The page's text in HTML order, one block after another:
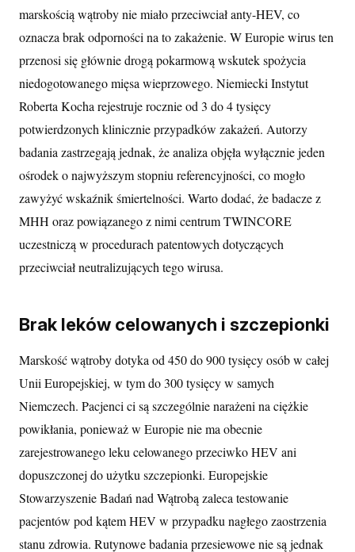
marskością wątroby nie miało przeciwciał anty-HEV, co
oznacza brak odporności na to zakażenie. W Europie wirus ten
przenosi się głównie drogą pokarmową wskutek spożycia
niedogotowanego mięsa wieprzowego. Niemiecki Instytut
Roberta Kocha rejestruje rocznie od 3 do 4 tysięcy
potwierdzonych klinicznie przypadków zakażeń. Autorzy
badania zastrzegają jednak, że analiza objęła wyłącznie jeden
ośrodek o najwyższym stopniu referencyjności, co mogło
zawyżyć wskaźnik śmiertelności. Warto dodać, że badacze z
MHH oraz powiązanego z nimi centrum TWINCORE
uczestniczą w procedurach patentowych dotyczących
przeciwciał neutralizujących tego wirusa.
Brak leków celowanych i szczepionki
Marskość wątroby dotyka od 450 do 900 tysięcy osób w całej
Unii Europejskiej, w tym do 300 tysięcy w samych
Niemczech. Pacjenci ci są szczególnie narażeni na ciężkie
powikłania, ponieważ w Europie nie ma obecnie
zarejestrowanego leku celowanego przeciwko HEV ani
dopuszczonej do użytku szczepionki. Europejskie
Stowarzyszenie Badań nad Wątrobą zaleca testowanie
pacjentów pod kątem HEV w przypadku nagłego zaostrzenia
stanu zdrowia. Rutynowe badania przesiewowe nie są jednak